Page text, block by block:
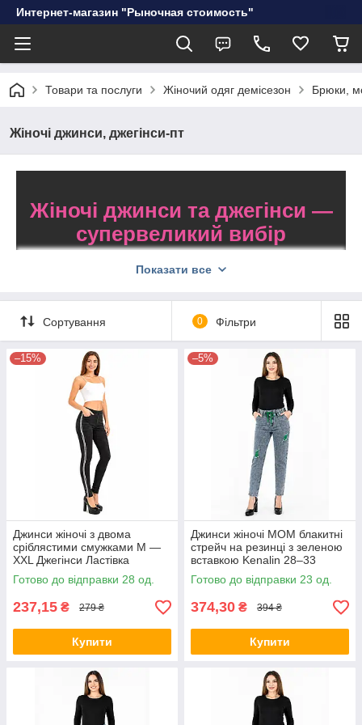
Интернет-магазин "Рыночная стоимость"
Товари та послуги Жіночий одяг демісезон Брюки,
Жіночі джинси, джегінси-пт
Жіночі джинси та джегінси —
супервеликий вибір
понад300
моделей на
якісні товари
власного
виробництва та
від перевірених
виробників
Туреччини,
Угорщині, Китаю.
Оптимально
низькі ціни,
оптові
постачання
продукції в усі
регіони країни та
за її межі.
«Риночна вартість»
Доступність
Завдяки власному виробництву виробів і
прямому співпраці з фабриками-
Показати все
Сортування 0 Фільтри
–15%
Джинси жіночі з двома
сріблястими смужками M —
XXL Джегінси Ластівка
(Чорний колір)
Готово до відправки 28 од.
237,15 ₴ 279 ₴
Купити
–5%
Джинси жіночі МОМ блакитні
стрейч на резинці з зеленою
вставкою Kenalin 28–33
Готово до відправки 23 од.
374,30 ₴ 394 ₴
Купити